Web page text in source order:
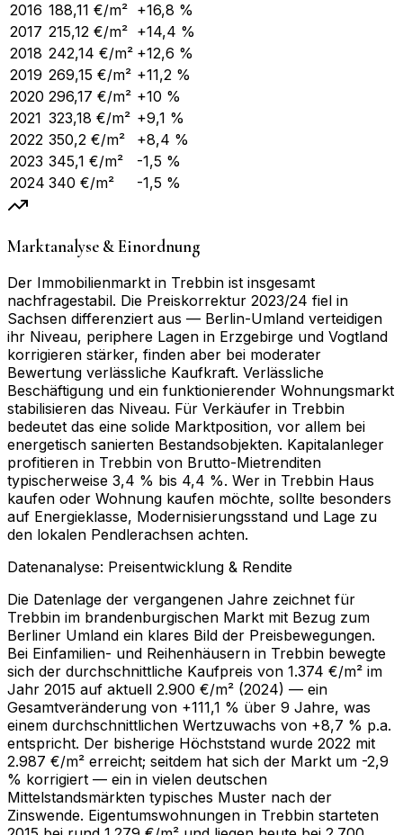
2016 188,11 €/m² +16,8 %
2017 215,12 €/m² +14,4 %
2018 242,14 €/m² +12,6 %
2019 269,15 €/m² +11,2 %
2020 296,17 €/m² +10 %
2021 323,18 €/m² +9,1 %
2022 350,2 €/m²
+8,4 %
2023 345,1 €/m²
-1,5 %
2024 340 €/m² -1,5 %
Marktanalyse & Einordnung
Der Immobilienmarkt in Trebbin ist insgesamt
nachfragestabil. Die Preiskorrektur 2023/24 fiel in
Sachsen differenziert aus — Berlin-Umland verteidigen
ihr Niveau, periphere Lagen in Erzgebirge und Vogtland
korrigieren stärker, finden aber bei moderater
Bewertung verlässliche Kaufkraft. Verlässliche
Beschäftigung und ein funktionierender Wohnungsmarkt
stabilisieren das Niveau. Für Verkäufer in Trebbin
bedeutet das eine solide Marktposition, vor allem bei
energetisch sanierten Bestandsobjekten. Kapitalanleger
profitieren in Trebbin von Brutto-Mietrenditen
typischerweise 3,4 % bis 4,4 %. Wer in Trebbin Haus
kaufen oder Wohnung kaufen möchte, sollte besonders
auf Energieklasse, Modernisierungsstand und Lage zu
den lokalen Pendlerachsen achten.
Datenanalyse: Preisentwicklung & Rendite
Die Datenlage der vergangenen Jahre zeichnet für
Trebbin im brandenburgischen Markt mit Bezug zum
Berliner Umland ein klares Bild der Preisbewegungen.
Bei Einfamilien- und Reihenhäusern in Trebbin bewegte
sich der durchschnittliche Kaufpreis von 1.374 €/m² im
Jahr 2015 auf aktuell 2.900 €/m² (2024) — ein
Gesamtveränderung von +111,1 % über 9 Jahre, was
einem durchschnittlichen Wertzuwachs von +8,7 % p.a.
entspricht. Der bisherige Höchststand wurde 2022 mit
2.987 €/m² erreicht; seitdem hat sich der Markt um -2,9
% korrigiert — ein in vielen deutschen
Mittelstandsmärkten typisches Muster nach der
Zinswende. Eigentumswohnungen in Trebbin starteten